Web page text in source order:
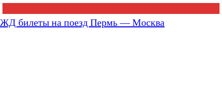
ЖД билеты на поезд Пермь — Москва